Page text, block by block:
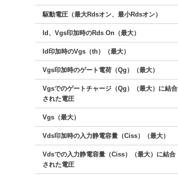
駆動電圧（最大Rdsオン、最小Rdsオン）
Id、Vgs印加時のRds On（最大）
Id印加時のVgs（th）（最大）
Vgs印加時のゲート電荷（Qg）（最大）
Vgsでのゲートチャージ（Qg）（最大）に結合
された電圧
Vgs（最大）
Vds印加時の入力静電容量（Ciss）（最大）
Vdsでの入力静電容量（Ciss）（最大）に結合
された電圧